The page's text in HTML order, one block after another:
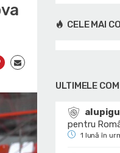
CELE MAI
ULTIMELE
pentru
1 lună în